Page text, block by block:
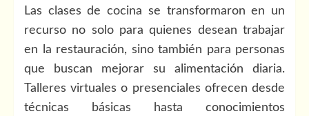
Las clases de cocina se transformaron en un
recurso no solo para quienes desean trabajar
en la restauración, sino también para personas
que buscan mejorar su alimentación diaria.
Talleres virtuales o presenciales ofrecen desde
técnicas básicas hasta conocimientos